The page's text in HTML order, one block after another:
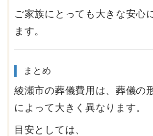
ご家族にとっても大きな安心
ます。
まとめ
綾瀬市の葬儀費用は、葬儀の
によって大きく異なります。
目安としては、